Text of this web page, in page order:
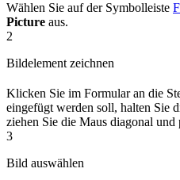
Wählen Sie auf der Symbolleiste
Picture aus.
2
Bildelement zeichnen
Klicken Sie im Formular an die
eingefügt werden soll, halten Sie
ziehen Sie die Maus diagonal und
3
Bild auswählen